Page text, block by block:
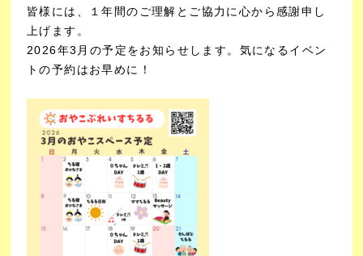
皆様には、１年間のご理解とご協力に心から感謝申し
上げます。
2026年3月の予定をお知らせします。気になるイベン
トの予約はお早めに！